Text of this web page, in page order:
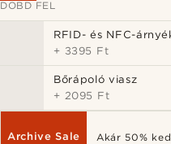
DOBD FEL
RFID- és NFC-
+ 3395 Ft
Bőrápoló viasz
+ 2095 Ft
Archive Sale Akár 50%